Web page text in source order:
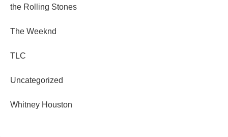
the Rolling Stones
The Weeknd
TLC
Uncategorized
Whitney Houston